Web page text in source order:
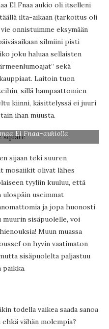
El Fnaa aukio oli itselleni
ilta-aikaan (tarkoitus oli
onnistuimme eksymään
silmiini pisti
joku haluaa sellaisten
sekä
Laitoin tuon
sillä hampaattomien
kiinni, käsittelyssä ei juuri
ihan muusta.
El Fnaa-aukiolla
sijaan teki suuren
mosaiikit olivat lähes
tyyliin kuuluu, että
useimmat
ja jopa huonosti
sisäpuolelle, voi
Muun muassa
on hyvin vaatimaton
sisäpuolelta paljastuu
paikka.
todella vaikea saada sanoa
vähän molempia?